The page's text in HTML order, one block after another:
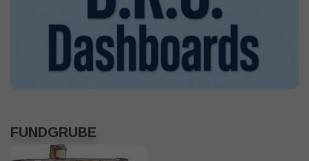
FUNDGRUBE